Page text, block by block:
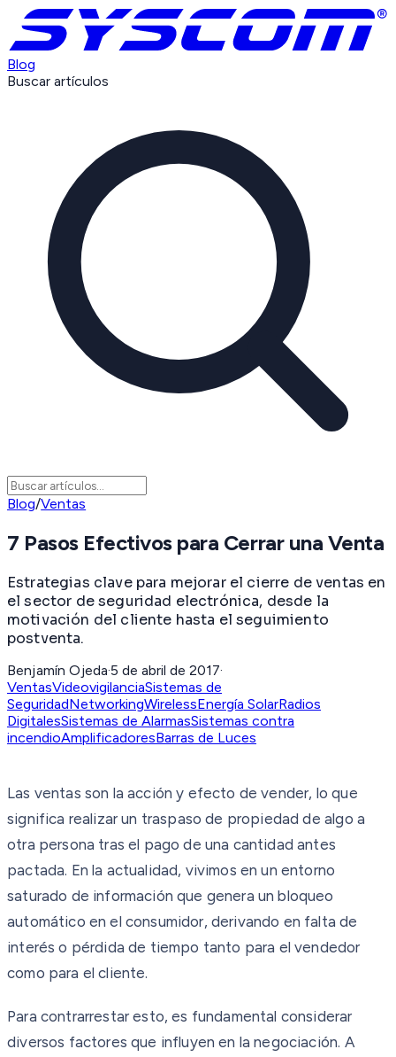
Blog
Buscar artículos
Blog/Ventas
7 Pasos Efectivos para Cerrar una Venta
Estrategias clave para mejorar el cierre de ventas en
el sector de seguridad electrónica, desde la
motivación del cliente hasta el seguimiento
postventa.
Benjamín Ojeda·5 de abril de 2017·
VentasVideovigilanciaSistemas de
SeguridadNetworkingWirelessEnergía SolarRadios
DigitalesSistemas de AlarmasSistemas contra
incendioAmplificadoresBarras de Luces
Las ventas son la acción y efecto de vender, lo que
significa realizar un traspaso de propiedad de algo a
otra persona tras el pago de una cantidad antes
pactada. En la actualidad, vivimos en un entorno
saturado de información que genera un bloqueo
automático en el consumidor, derivando en falta de
interés o pérdida de tiempo tanto para el vendedor
como para el cliente.
Para contrarrestar esto, es fundamental considerar
diversos factores que influyen en la negociación. A